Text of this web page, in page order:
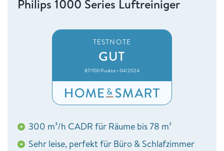
Philips 1000 Series Luftreiniger
TESTNOTE
GUT
87/100 Punkte • 04/2024
+ 300 m³/h CADR für Räume bis 78 m²
+ Sehr leise, perfekt für Büro & Schlafzimmer